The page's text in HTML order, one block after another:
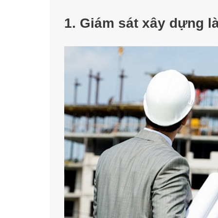
1. Giám sát xây dựng